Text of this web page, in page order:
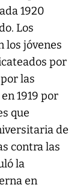
1920
Los
los jóvenes
por
las
1919 por
que
de
contra las
la
en